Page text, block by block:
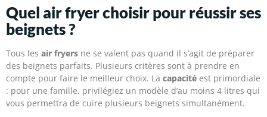
Quel air fryer choisir pour réussir ses
beignets ?
Tous les air fryers ne se valent pas quand il s’agit de préparer
des beignets parfaits. Plusieurs critères sont à prendre en
compte pour faire le meilleur choix. La capacité est primordiale
: pour une famille, privilégiez un modèle d’au moins 4 litres qui
vous permettra de cuire plusieurs beignets simultanément.